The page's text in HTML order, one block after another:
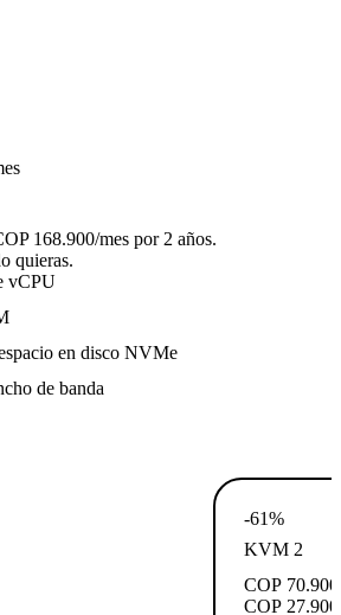
168.900/mes por 2 años.
quieras.
vCPU
en disco NVMe
de banda
-61%
KVM 2
COP 70.900
COP 27.900